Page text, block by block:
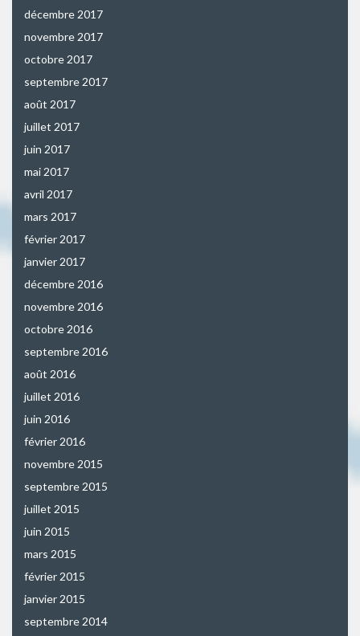
décembre 2017
novembre 2017
octobre 2017
septembre 2017
août 2017
juillet 2017
juin 2017
mai 2017
avril 2017
mars 2017
février 2017
janvier 2017
décembre 2016
novembre 2016
octobre 2016
septembre 2016
août 2016
juillet 2016
juin 2016
février 2016
novembre 2015
septembre 2015
juillet 2015
juin 2015
mars 2015
février 2015
janvier 2015
septembre 2014